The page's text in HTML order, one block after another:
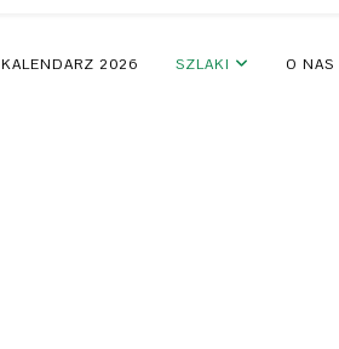
KALENDARZ 2026 SZLAKI O NAS